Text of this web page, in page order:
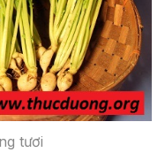
tươi